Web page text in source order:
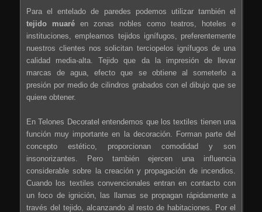
Para el entelado de paredes podemos utilizar también el
tejido muaréen zonas nobles como teatros, hoteles e
instituciones, empleamos tejidos ignífugos, preferentemente
nuestros clientes nos solicitan terciopelos ignífugos de una
calidad media-alta. Tejido que da la impresión de llevar
marcas de agua, efecto que se obtiene al someterlo a
presión por medio de cilindros grabados con el dibujo que se
quiere obtener.
En Telones Decoratel entendemos que los textiles tienen una
función muy importante en la decoración. Forman parte del
concepto estético, proporcionan comodidad y son
insonorizantes. Pero también ejercen una influencia
considerable sobre la creación y propagación de incendios.
Cuando los textiles convencionales entran en contacto con
un foco de ignición, las llamas se propagan rápidamente a
través del tejido, alcanzando al resto de habitaciones. Por el